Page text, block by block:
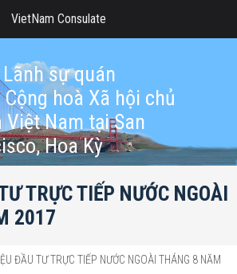
sự quán
hoà Xã hội chủ
Việt Nam tại San
Hoa Kỳ
TRỰC TIẾP NƯỚC NGOÀI
2017
ĐẦU TƯ TRỰC TIẾP NƯỚC NGOÀI THÁNG 8 NĂM
VietNam Consulate